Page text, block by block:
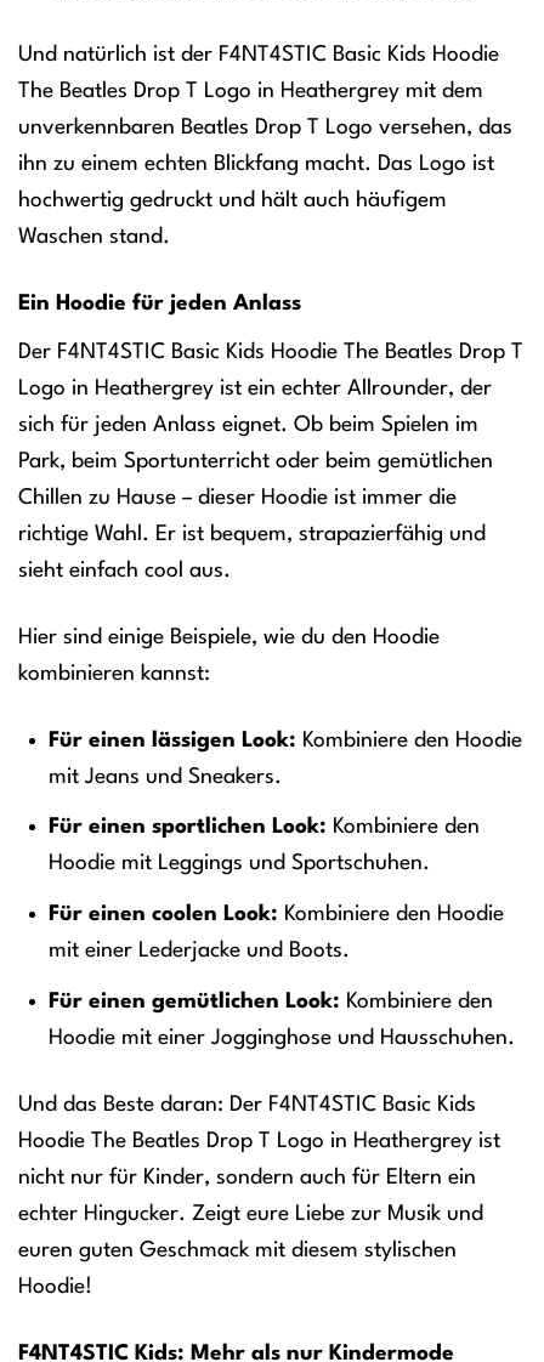
Und natürlich ist der F4NT4STIC Basic Kids Hoodie
The Beatles Drop T Logo in Heathergrey mit dem
unverkennbaren Beatles Drop T Logo versehen, das
ihn zu einem echten Blickfang macht. Das Logo ist
hochwertig gedruckt und hält auch häufigem
Waschen stand.
Ein Hoodie für jeden Anlass
Der F4NT4STIC Basic Kids Hoodie The Beatles Drop T
Logo in Heathergrey ist ein echter Allrounder, der
sich für jeden Anlass eignet. Ob beim Spielen im
Park, beim Sportunterricht oder beim gemütlichen
Chillen zu Hause – dieser Hoodie ist immer die
richtige Wahl. Er ist bequem, strapazierfähig und
sieht einfach cool aus.
Hier sind einige Beispiele, wie du den Hoodie
kombinieren kannst:
Für einen lässigen Look: Kombiniere den Hoodie
mit Jeans und Sneakers.
Für einen sportlichen Look: Kombiniere den
Hoodie mit Leggings und Sportschuhen.
Für einen coolen Look: Kombiniere den Hoodie
mit einer Lederjacke und Boots.
Für einen gemütlichen Look: Kombiniere den
Hoodie mit einer Jogginghose und Hausschuhen.
Und das Beste daran: Der F4NT4STIC Basic Kids
Hoodie The Beatles Drop T Logo in Heathergrey ist
nicht nur für Kinder, sondern auch für Eltern ein
echter Hingucker. Zeigt eure Liebe zur Musik und
euren guten Geschmack mit diesem stylischen
Hoodie!
F4NT4STIC Kids: Mehr als nur Kindermode